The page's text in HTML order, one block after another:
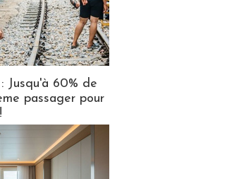
Jusqu'à 60% de
passager pour